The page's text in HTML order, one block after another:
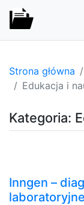
Strona główna
Edukacja i
Kategoria:
Inngen –
laboratoryjne